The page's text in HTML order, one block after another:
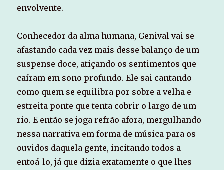
envolvente.
Conhecedor da alma humana, Genival vai se
afastando cada vez mais desse balanço de um
suspense doce, atiçando os sentimentos que
caíram em sono profundo. Ele sai cantando
como quem se equilibra por sobre a velha e
estreita ponte que tenta cobrir o largo de um
rio. E então se joga refrão afora, mergulhando
nessa narrativa em forma de música para os
ouvidos daquela gente, incitando todos a
entoá-lo, já que dizia exatamente o que lhes